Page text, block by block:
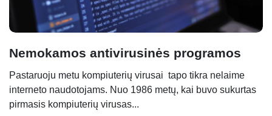
Nemokamos antivirusinės programos
Pastaruoju metu kompiuterių virusai tapo tikra nelaime
interneto naudotojams. Nuo 1986 metų, kai buvo sukurtas
pirmasis kompiuterių virusas...